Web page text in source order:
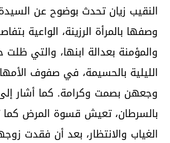
النقيب زيان تحدث بوضوح عن
وصفها بالمرأة الرزينة، الواعية
والمؤمنة بعدالة ابنها، والتي
الليلية بالحسيمة، في صفوف
وجعهن بصمت وكرامة. كما أشار
بالسرطان، تعيش قسوة المرض
الغياب والانتظار، بعد أن فقدت